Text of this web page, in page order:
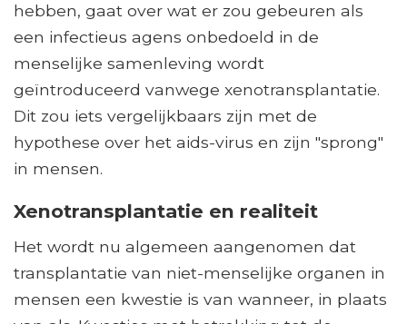
hebben, gaat over wat er zou gebeuren als
een infectieus agens onbedoeld in de
menselijke samenleving wordt
geïntroduceerd vanwege xenotransplantatie.
Dit zou iets vergelijkbaars zijn met de
hypothese over het aids-virus en zijn "sprong"
in mensen.
Xenotransplantatie en realiteit
Het wordt nu algemeen aangenomen dat
transplantatie van niet-menselijke organen in
mensen een kwestie is van wanneer, in plaats